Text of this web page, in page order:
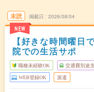
未読
NEW
掲載日 2026/08/04
【好きな時間曜日
院での生活サポ
職種未経験OK 交通費別途
WEB登録OK 派遣